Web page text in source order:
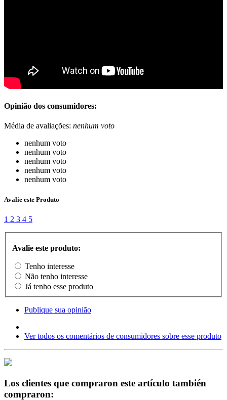
Opinião dos consumidores:
Média de avaliações: nenhum voto
nenhum voto
nenhum voto
nenhum voto
nenhum voto
nenhum voto
Avalie este Produto
1 2 3 4 5
Avalie este produto:
Tenho interesse
Não tenho interesse
Já tenho esse produto
Publique sua opinião
Ver todos os comentários de consumidores sobre esse produto
Los clientes que compraron este artículo también
compraron: